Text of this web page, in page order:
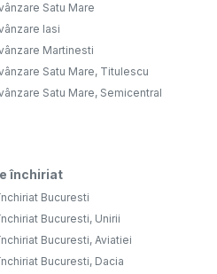
Satu Mare
Iasi
Martinesti
Satu Mare, Titulescu
Satu Mare, Semicentral
închiriat
Bucuresti
Bucuresti, Unirii
Bucuresti, Aviatiei
Bucuresti, Dacia